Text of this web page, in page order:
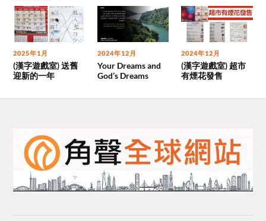
2025年1月
(漢字遊戲室) 送舊
迎新的一年
2024年12月
Your Dreams and
God’s Dreams
2024年12月
(漢字遊戲室) 超市
有煙花發售